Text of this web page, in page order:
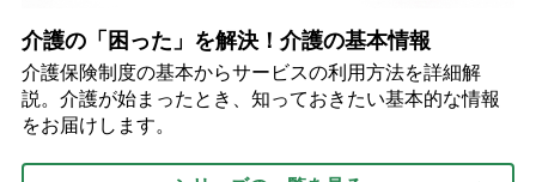
介護の「困った」を解決！介護の基本情報
介護保険制度の基本からサービスの利用方法を詳細解
説。介護が始まったとき、知っておきたい基本的な情報
をお届けします。